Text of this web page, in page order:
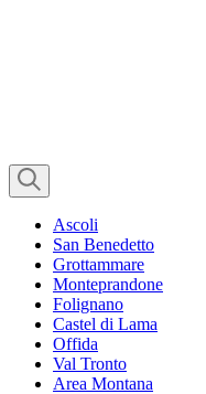
Ascoli
San Benedetto
Grottammare
Monteprandone
Folignano
Castel di Lama
Offida
Val Tronto
Area Montana